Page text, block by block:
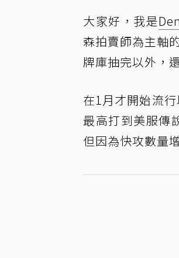
大家好，我是
森拍賣師為主軸
牌庫抽完以外，
在1月才開始流
最高打到美服傳
但因為快攻數量